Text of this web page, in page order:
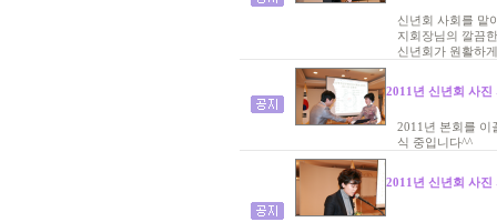
신년회 사회를 맡
지회장님의 깔끔
신년회가 원활하
2011년 신년회 사진
2011년 본회를 이
식 중입니다^^
2011년 신년회 사진